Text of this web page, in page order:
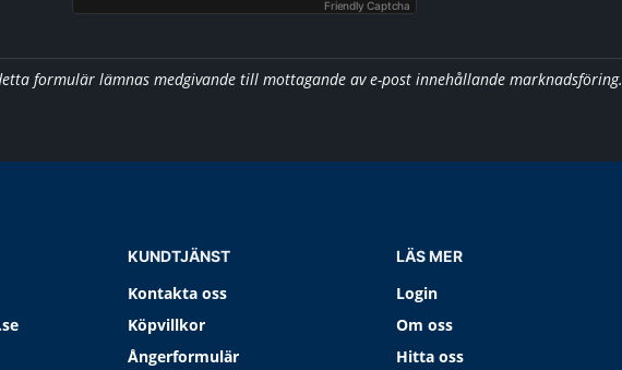
Friendly Captcha
formulär lämnas medgivande till mottagande av e-post innehållande marknadsföring.
KUNDTJÄNST
Kontakta oss
Köpvillkor
Ångerformulär
LÄS MER
Login
Om oss
Hitta oss